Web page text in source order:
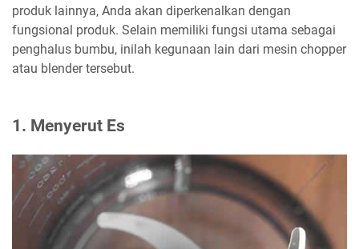
produk lainnya, Anda akan diperkenalkan dengan
fungsional produk. Selain memiliki fungsi utama sebagai
penghalus bumbu, inilah kegunaan lain dari mesin chopper
atau blender tersebut.
1. Menyerut Es